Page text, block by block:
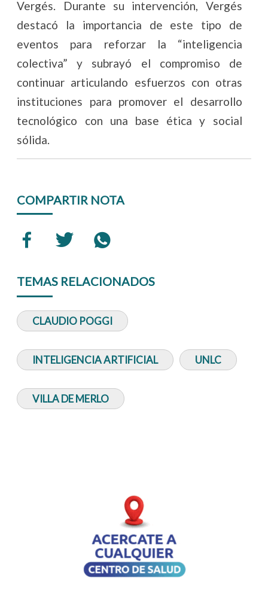
Vergés. Durante su intervención, Vergés
destacó la importancia de este tipo de
eventos para reforzar la “inteligencia
colectiva” y subrayó el compromiso de
continuar articulando esfuerzos con otras
instituciones para promover el desarrollo
tecnológico con una base ética y social
sólida.
COMPARTIR NOTA
TEMAS RELACIONADOS
CLAUDIO POGGI
INTELIGENCIA ARTIFICIAL UNLC
VILLA DE MERLO